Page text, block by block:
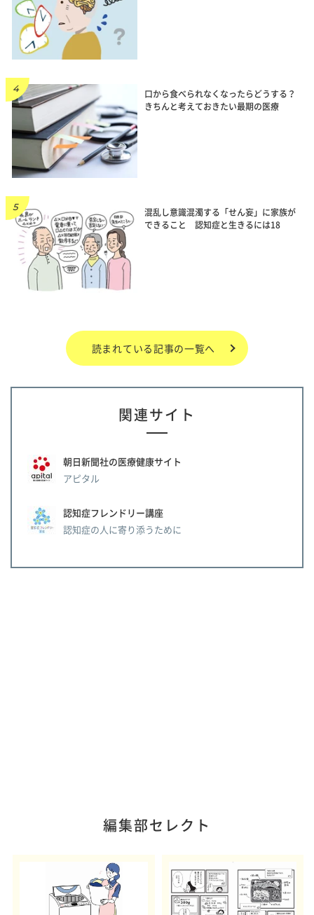
口から食べられなくなったらどうする？
きちんと考えておきたい最期の医療
混乱し意識混濁する「せん妄」に家族が
できること 認知症と生きるには18
読まれている記事の一覧へ
関連サイト
朝日新聞社の医療健康サイト
アピタル
認知症フレンドリー講座
認知症の人に寄り添うために
編集部セレクト